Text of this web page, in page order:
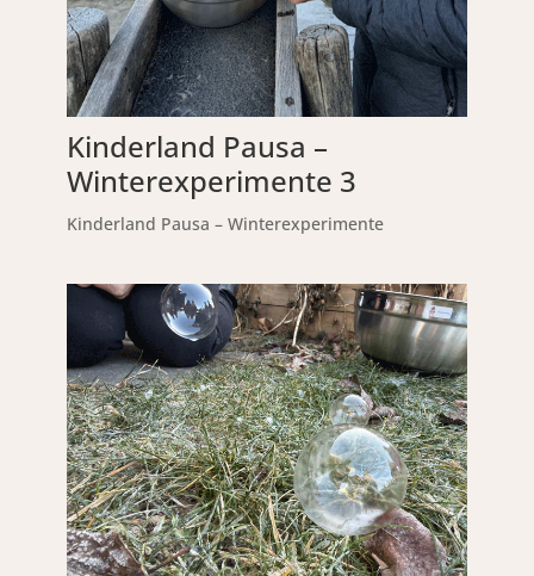
Kinderland Pausa –
Winterexperimente 3
Kinderland Pausa – Winterexperimente